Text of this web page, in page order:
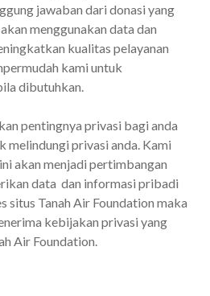
jawaban dari donasi yang
menggunakan data dan
kualitas pelayanan
kami untuk
dibutuhkan.
pentingnya privasi bagi anda
melindungi privasi anda. Kami
akan menjadi pertimbangan
data dan informasi pribadi
situs Tanah Air Foundation maka
kebijakan privasi yang
Air Foundation.